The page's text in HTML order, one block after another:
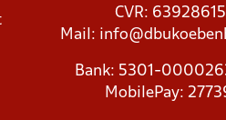
CVR: 63928615
Mail:
Bank: 5301-
MobilePay: